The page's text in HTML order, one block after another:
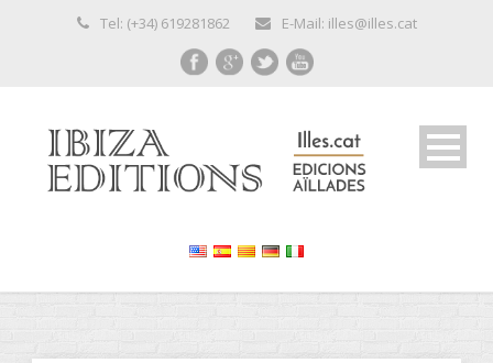
Tel: (+34) 619281862 E-Mail: illes@illes.cat